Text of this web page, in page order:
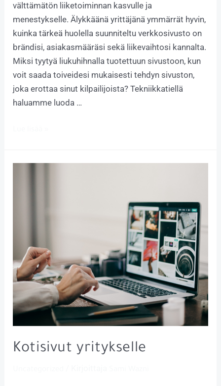
välttämätön liiketoiminnan kasvulle ja
menestykselle. Älykkäänä yrittäjänä ymmärrät hyvin,
kuinka tärkeä huolella suunniteltu verkkosivusto on
brändisi, asiakasmääräsi sekä liikevaihtosi kannalta.
Miksi tyytyä liukuhihnalla tuotettuun sivustoon, kun
voit saada toiveidesi mukaisesti tehdyn sivuston,
joka erottaa sinut kilpailijoista? Tekniikkatiellä
haluamme luoda …
Kotisivut yritykselle